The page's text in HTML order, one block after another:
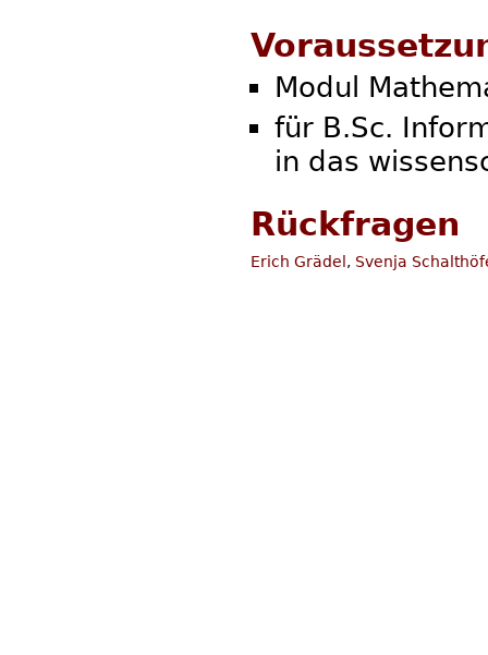
Modul
für B.Sc.
in das
Rückfragen
Erich Grädel, Svenja